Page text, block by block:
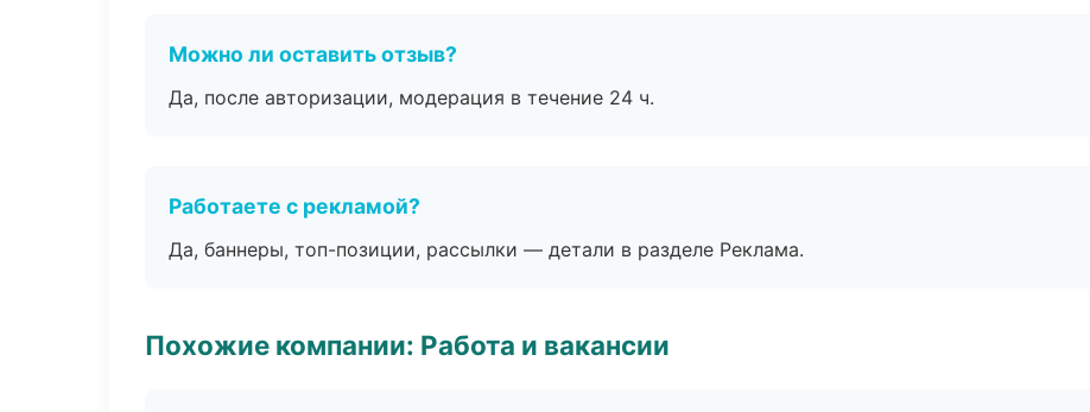
Можно ли оставить отзыв?
Да, после авторизации, модерация в течение 24 ч.
Работаете с рекламой?
Да, баннеры, топ-позиции, рассылки — детали в разделе Реклама.
Похожие компании: Работа и вакансии